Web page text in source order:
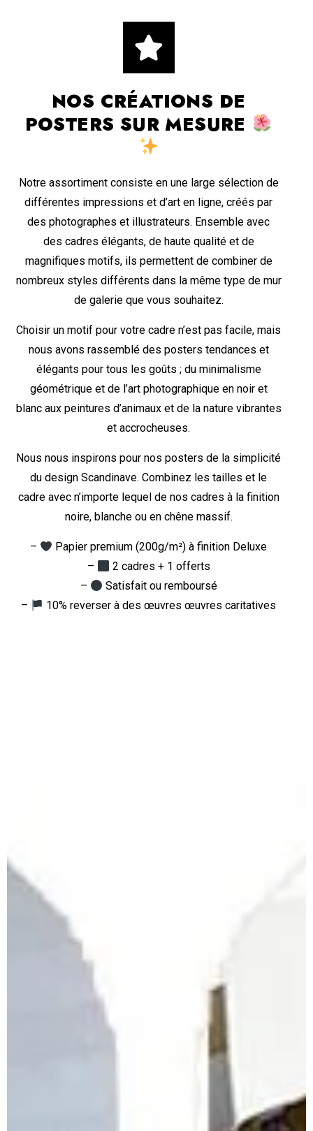
NOS CRÉATIONS DE
POSTERS SUR MESURE
Notre assortiment consiste en une large sélection de
différentes impressions et d’art en ligne, créés par
des photographes et illustrateurs. Ensemble avec
des cadres élégants, de haute qualité et de
magnifiques motifs, ils permettent de combiner de
nombreux styles différents dans la même type de mur
de galerie que vous souhaitez.
Choisir un motif pour votre cadre n’est pas facile, mais
nous avons rassemblé des posters tendances et
élégants pour tous les goûts ; du minimalisme
géométrique et de l’art photographique en noir et
blanc aux peintures d’animaux et de la nature vibrantes
et accrocheuses.
Nous nous inspirons pour nos posters de la simplicité
du design Scandinave. Combinez les tailles et le
cadre avec n’importe lequel de nos cadres à la finition
noire, blanche ou en chêne massif.
–
Papier premium (200g/m²) à finition Deluxe
–
2 cadres + 1 offerts
–
Satisfait ou remboursé
–
10% reverser à des œuvres œuvres caritatives